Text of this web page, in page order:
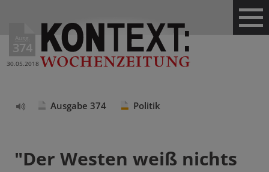
Ausg.
374
30.05.2018
Ausgabe 374 Politik
"Der Westen weiß nichts